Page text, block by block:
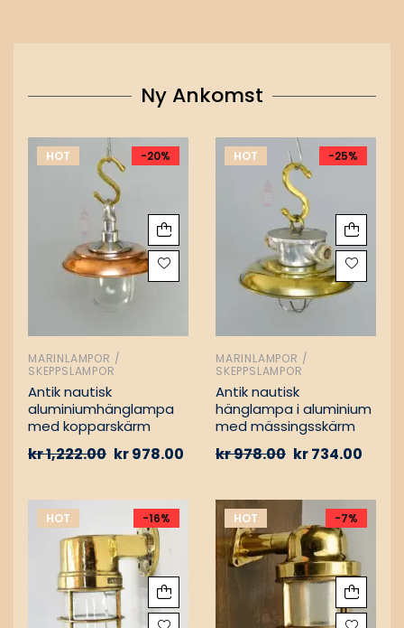
Ny Ankomst
HOT -20%
MARINLAMPOR /
SKEPPSLAMPOR
Antik nautisk
aluminiumhänglampa
med kopparskärm
kr1,222.00 kr978.00
HOT -25%
MARINLAMPOR /
SKEPPSLAMPOR
Antik nautisk
hänglampa i aluminium
med mässingsskärm
kr978.00 kr734.00
HOT -16% HOT -7%